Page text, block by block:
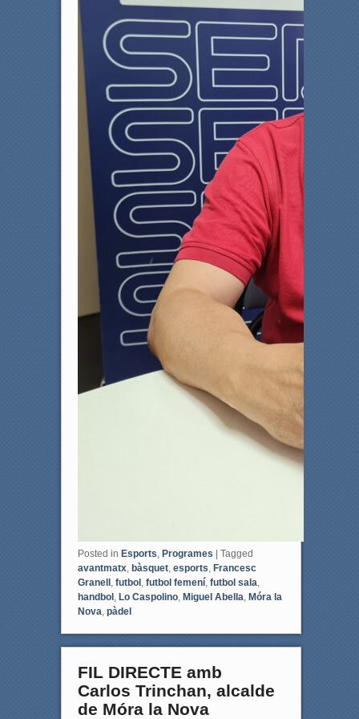
Posted in Esports Programes | Tagged
avantmatx, bàsquet, esports Francesc
Granell, futbol, futbol femení, futbol sala
handbol, Lo Caspolino, Miguel Abella Móra la
Nova pàdel
FIL DIRECTE amb
Carlos Trinchan, alcalde
de Móra la Nova